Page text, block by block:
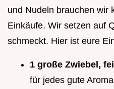
und Nudeln brauchen wir
Einkäufe. Wir setzen auf
schmeckt. Hier ist eure
1 große Zwiebel,
für jedes gute